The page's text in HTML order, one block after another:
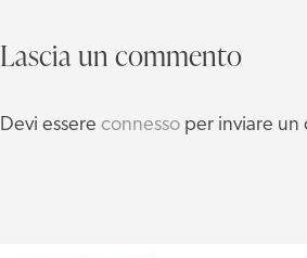
Lascia un commento
Devi essere connesso per inviare un